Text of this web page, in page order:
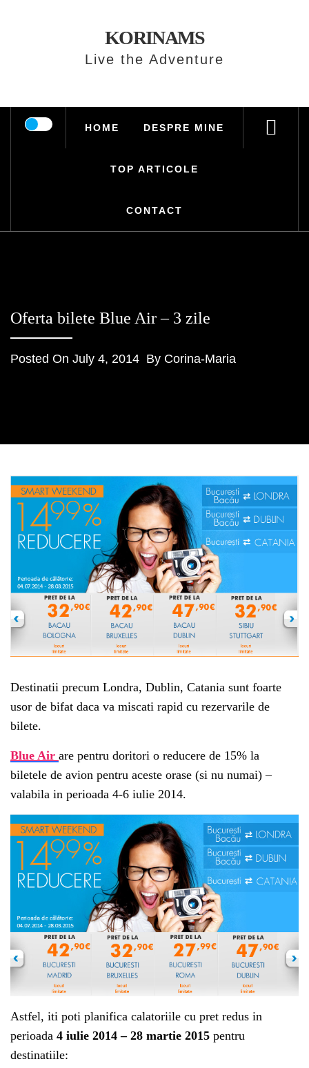
KORINAMS
Live the Adventure
HOME DESPRE MINE
TOP ARTICOLE
CONTACT
Oferta bilete Blue Air – 3 zile
Posted On July 4, 2014 By Corina-Maria
Destinatii precum Londra, Dublin, Catania sunt foarte
usor de bifat daca va miscati rapid cu rezervarile de
bilete.
Blue Air are pentru doritori o reducere de 15% la
biletele de avion pentru aceste orase (si nu numai) –
valabila in perioada 4-6 iulie 2014.
Astfel, iti poti planifica calatoriile cu pret redus in
perioada 4 iulie 2014 – 28 martie 2015 pentru
destinatiile: